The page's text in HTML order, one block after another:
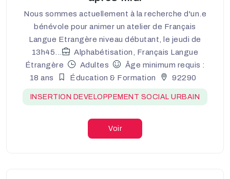
Nous sommes actuellement à la recherche d'un.e
bénévole pour animer un atelier de Français
Langue Etrangère niveau débutant, le jeudi de
13h45...
Alphabétisation, Français Langue
Étrangère
Adultes
Âge minimum requis :
18 ans
Éducation & Formation 92290
INSERTION DEVELOPPEMENT SOCIAL URBAIN
Voir